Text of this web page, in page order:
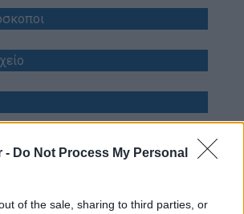
- Do Not Process My Personal
of the sale, sharing to third parties, or